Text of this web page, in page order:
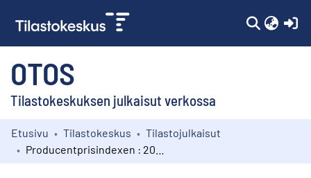
OTOS
Tilastokeskuksen julkaisut verkossa
Kokoelmat
Etusivu Tilastokeskus
Tilastojulkaisut